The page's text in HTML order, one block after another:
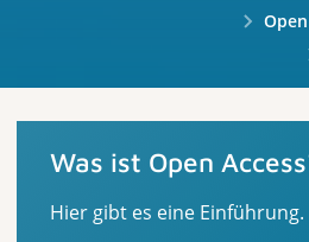
Was ist Open
Hier gibt es eine Einführung.